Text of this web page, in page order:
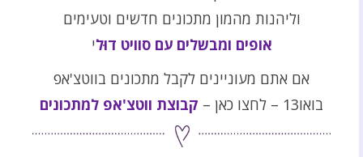
וליהנות מהמון מתכונים חדשים וטעימים
אופים ומבשלים עם סוויט דוּלי
אם אתם מעוניינים לקבל מתכונים בווטצ'אפ
בואו13 – לחצו כאן –
קבוצת ווטצ'אפ למתכונים